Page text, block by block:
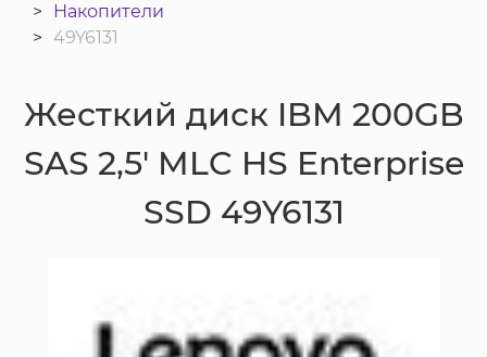
Накопители
49Y6131
Жесткий диск IBM 200GB
SAS 2,5' MLC HS Enterprise
SSD 49Y6131